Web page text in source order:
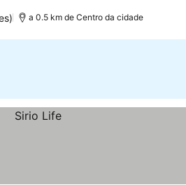
a 0.5 km de Centro da cidade